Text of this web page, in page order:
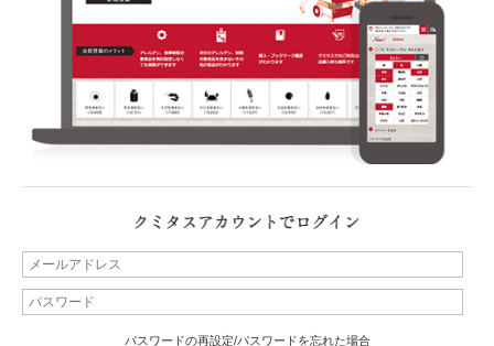
パスワードの再設定/パスワードを忘れた場合